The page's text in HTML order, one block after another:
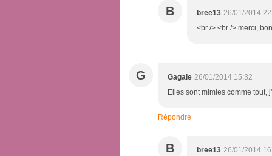
B bree13 26/01/2014
<br /> <br /> merci,
G Gagaie 26/01/2014 15:32
Elles sont mimies comme
Répondre
B bree13 26/01/2014